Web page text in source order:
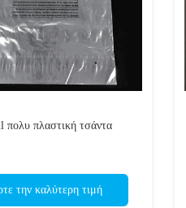
πολυ πλαστική τσάντα
την καλύτερη τιμή